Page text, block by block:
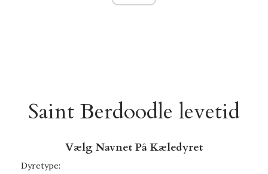
Saint Berdoodle levetid
Vælg Navnet På Kæledyret
Dyretype: